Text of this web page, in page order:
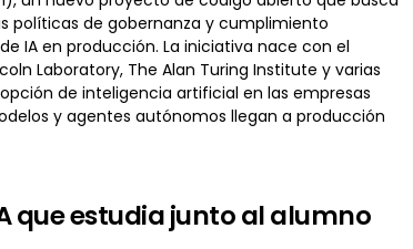
políticas de gobernanza y cumplimiento
IA en producción. La iniciativa nace con el
Laboratory, The Alan Turing Institute y varias
de inteligencia artificial en las empresas
y agentes autónomos llegan a producción
que estudia junto al alumno